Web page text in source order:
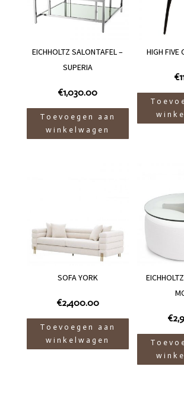
EICHHOLTZ SALONTAFEL –
SUPERIA
€1,030.00
Toevoegen aan
winkelwagen
HIGH FIVE
€
SOFA YORK
€2,400.00
Toevoegen aan
winkelwagen
€